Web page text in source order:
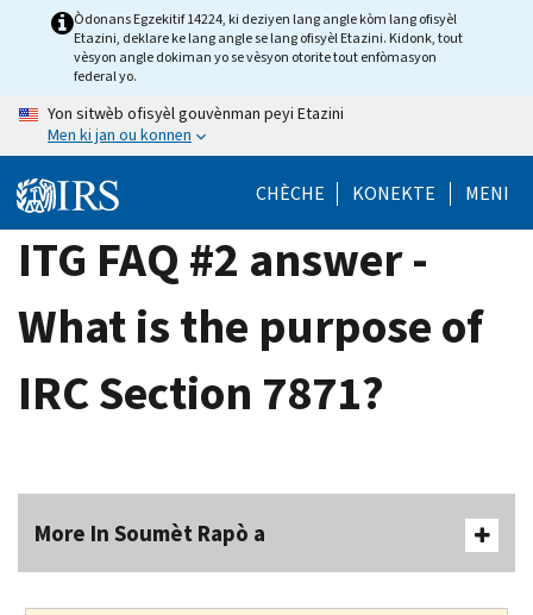
Òdonans Egzekitif 14224, ki deziyen lang angle kòm lang ofisyèl
Etazini, deklare ke lang angle se lang ofisyèl Etazini. Kidonk, tout
vèsyon angle dokiman yo se vèsyon otorite tout enfòmasyon
federal yo.
Yon sitwèb ofisyèl gouvènman peyi Etazini
Men ki jan ou konnen
CHÈCHE KONEKTE MENI
ITG FAQ #2 answer -
What is the purpose of
IRC Section 7871?
More In Soumèt Rapò a